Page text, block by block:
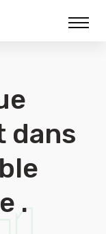
dans
.